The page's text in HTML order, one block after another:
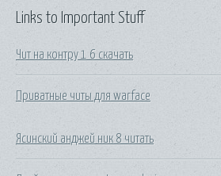
Links to Important Stuff
Чит на контру 1 6 скачать
Приватные читы для warface
Ясинский анджей ник 8 читать